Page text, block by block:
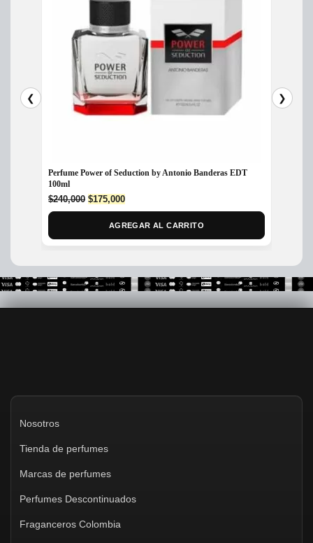
❮
Perfume Power of Seduction by Antonio Banderas EDT
100ml
$240,000 Original
price
$175,000Current
price
is:
AGREGAR AL CARRITO
❯
Nosotros
Tienda de perfumes
Marcas de perfumes
Perfumes Descontinuados
Fraganceros Colombia